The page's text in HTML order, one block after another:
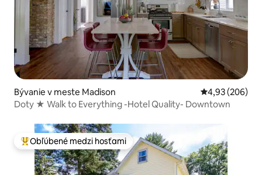
Bývanie v meste Madison Priemerné
4,93 (206)
Doty ★ Walk to Everything -Hotel Quality- Downtown
Najobľúbenejšie medzi hosťami
Obľúbené medzi hosťami